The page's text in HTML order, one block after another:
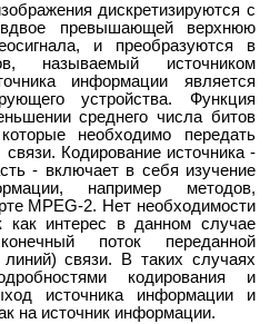
дискретизируются с
превышающей верхнюю
и преобразуются в
называемый источником
информации является
устройства. Функция
среднего числа битов
необходимо передать
Кодирование источника -
- включает в себя изучение
например методов,
MPEG-2. Нет необходимости
как интерес в данном случае
поток переданной
связи. В таких случаях
кодирования и
источника информации и
на источник информации.